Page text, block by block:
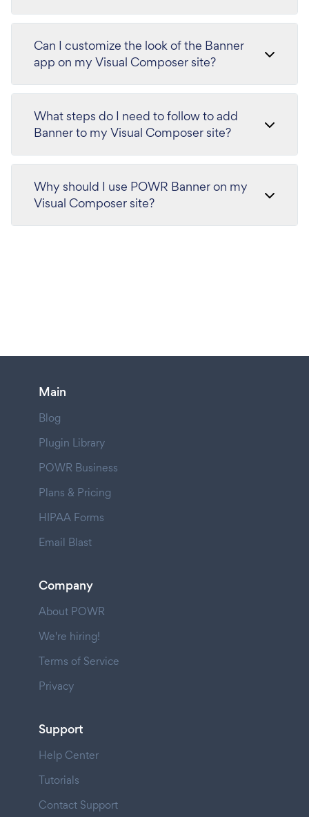
Can I customize the look of the Banner
app on my Visual Composer site?
What steps do I need to follow to add
Banner to my Visual Composer site?
Why should I use POWR Banner on my
Visual Composer site?
Main
Blog
Plugin Library
POWR Business
Plans & Pricing
HIPAA Forms
Email Blast
Company
About POWR
We're hiring!
Terms of Service
Privacy
Support
Help Center
Tutorials
Contact Support